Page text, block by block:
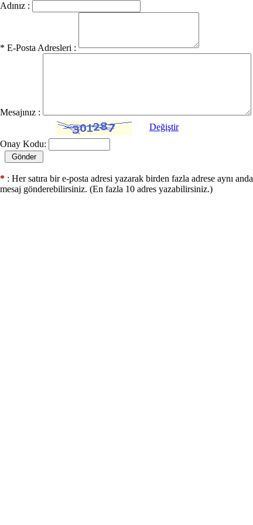
Adınız :
* E-Posta Adresleri :
Mesajınız :
Değiştir
Onay Kodu:
* : Her satıra bir e-posta adresi yazarak birden fazla adrese aynı anda
mesaj gönderebilirsiniz. (En fazla 10 adres yazabilirsiniz.)